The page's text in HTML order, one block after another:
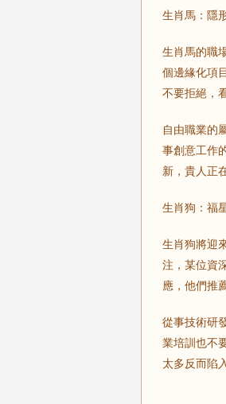
生肖馬：隱
生肖馬的職
個邊緣化項
不要拒絕，
自由職業的
事創意工作
新，貴人正
生肖狗：福
生肖狗將迎
注，某位資
應，他們推
從事技術研
業培訓也不
太多反而陷